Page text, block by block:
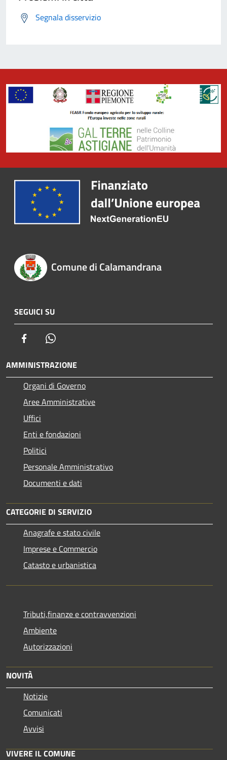
Segnala disservizio
Comune di Calamandrana
SEGUICI SU
Facebook
AMMINISTRAZIONE
Organi di Governo
Aree Amministrative
Uffici
Enti e fondazioni
Politici
Personale Amministrativo
Documenti e dati
CATEGORIE DI SERVIZIO
Anagrafe e stato civile
Imprese e Commercio
Catasto e urbanistica
Tributi,finanze e contravvenzioni
Ambiente
Autorizzazioni
NOVITÀ
Notizie
Comunicati
Avvisi
VIVERE IL COMUNE